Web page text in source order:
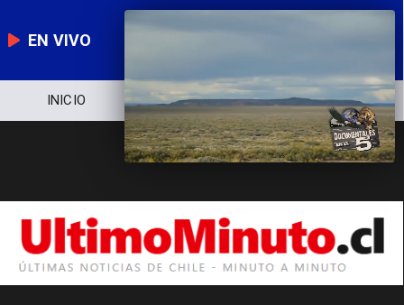
EN VIVO
INICIO NOTICIERO POLÍTICA